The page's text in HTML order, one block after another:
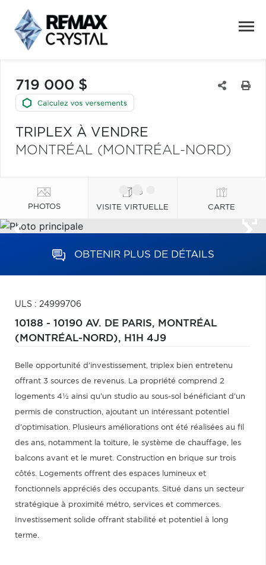
719 000 $
TRIPLEX À VENDRE
MONTRÉAL (MONTRÉAL-NORD)
PHOTOS VISITE VIRTUELLE CARTE
OBTENIR PLUS DE DÉTAILS
ULS : 24999706
10188 - 10190 AV. DE PARIS, MONTRÉAL
(MONTRÉAL-NORD), H1H 4J9
Belle opportunité d'investissement, triplex bien entretenu
offrant 3 sources de revenus. La propriété comprend 2
logements 4½ ainsi qu'un studio au sous-sol bénéficiant d'un
permis de construction, ajoutant un intéressant potentiel
d'optimisation. Plusieurs améliorations ont été réalisées au fil
des ans, notamment la toiture, le système de chauffage, les
balcons avant et le muret. Construction en brique sur trois
côtés. Logements offrent des espaces lumineux et
fonctionnels appréciés des occupants. Situé dans un secteur
stratégique à proximité métro, services et commerces.
Investissement solide offrant stabilité et potentiel à long
terme.